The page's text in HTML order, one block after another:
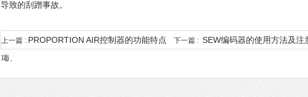
导致的刮蹭事故。
上一篇 : PROPORTION AIR控制器的功能特点 下一篇 : SEW编码器的使用方法及注
项。